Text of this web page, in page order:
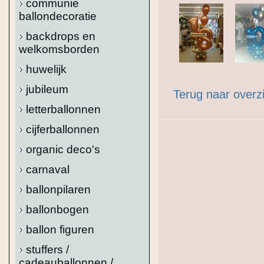
communie
ballondecoratie
backdrops en
welkomsborden
huwelijk
jubileum
letterballonnen
cijferballonnen
organic deco's
carnaval
ballonpilaren
ballonbogen
ballon figuren
stuffers /
Terug naar